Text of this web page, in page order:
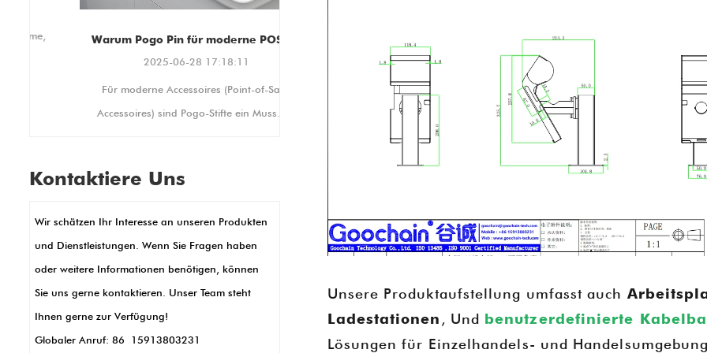
Montagestandards, die die
Displays gewährleisten. Es
bietet auch Hoch- und
anpassen.
Warum Pogo Pin für moderne POS -Accessoires unerlässlich ist
2025-06-28 17:18:11
Für moderne Accessoires (Point-of-Sale-
Accessoires) sind Pogo-Stifte ein Muss. Sie
Einzelhandelseinstellungen eignen, in
kompakte POS -Designs, wie in Handheld -
Terminals oder Kartenlesern. POGO -Stifte
ermöglichen auch die Übertragung und
das Ladung der Daten für schnelle Daten
Goochain präsentierte auf der
seine neuesten Innovationen,
magnetische Pogo-Pin-
kundenspezifische
USB-Typ-C-PD-
Veranstaltung bot wertvolle
mit globalen Kunden in Kontakt
Brancheneinblicke zu gewinnen
für POS-Hardware und
Einzelhandel und im
Kontaktiere Uns
Wir schätzen Ihr Interesse an unseren Produkten
und Dienstleistungen. Wenn Sie Fragen haben
oder weitere Informationen benötigen, können
Sie uns gerne kontaktieren. Unser Team steht
Ihnen gerne zur Verfügung!
Globaler Anruf: 86 15913803231
Unsere Produktaufstellung umfasst auch
Ladestationen , Und benutzerdefinierte
Lösungen für Einzelhandels- und